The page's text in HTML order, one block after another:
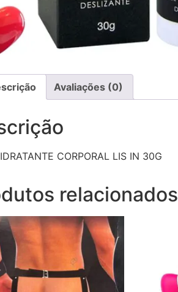
Avaliações (0)
CORPORAL LIS IN 30G
relacionados